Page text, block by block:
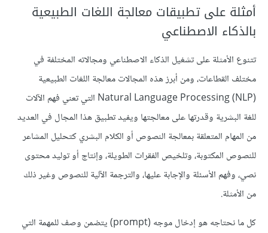
أمثلة على تطبيقات معالجة اللغات الطبيعية
بالذكاء الاصطناعي
تتنوع الأمثلة على تشغيل الذكاء الاصطناعي ومجالاته المختلفة في
مختلف القطاعات، ومن أبرز هذه المجالات معالجة اللغات الطبيعية
Natural Language Processing (NLP)‎ التي تعني فهم الآلات
للغة البشرية وقدرتها على معالجتها ويفيد تطبيق هذا المجال في العديد
من المهام المتعلقة بمعالجة النصوص أو الكلام البشري كتحليل المشاعر
للنصوص المكتوبة، وتلخيص الفقرات الطويلة، وإنتاج أو توليد محتوى
نصي، وفهم الأسئلة والإجابة عليها، والترجمة الآلية للنصوص وغير ذلك
من الأمثلة.
كل ما نحتاجه هو إدخال موجه (prompt) يتضمن وصف للمهمة التي